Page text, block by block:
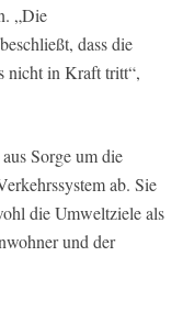
„Die
dass die
nicht in Kraft tritt“,
Sorge um die
ab. Sie
die Umweltziele als
und der